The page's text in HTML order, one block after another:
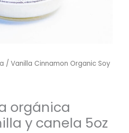
/ Vanilla Cinnamon Organic Soy
orgánica
y canela 5oz